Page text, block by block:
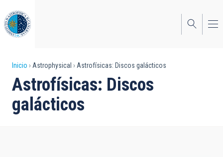
al
contenido
principal
Sobrescribir
enlaces
de
Inicio Astrophysical Astrofísicas: Discos galácticos
Astrofísicas: Discos
galácticos